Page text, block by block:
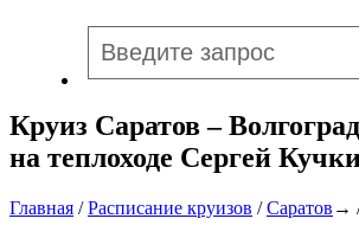
Круиз Саратов –
на теплоходе Сергей
Главная /Расписание круизов /Саратов →